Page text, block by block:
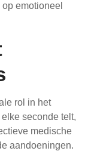
emotioneel
rol in het
seconde telt,
medische
aandoeningen.